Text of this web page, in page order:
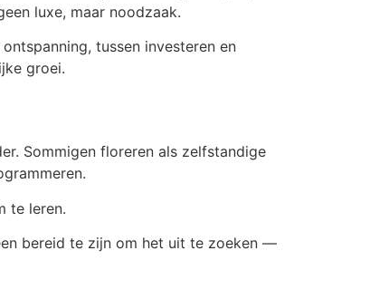
luxe, maar noodzaak.
tussen investeren en
groei.
Sommigen floreren als zelfstandige
te leren.
bereid te zijn om het uit te zoeken —